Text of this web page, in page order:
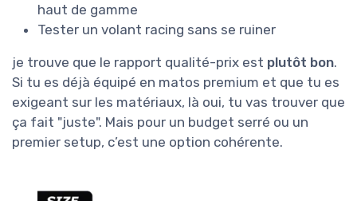
haut de gamme
Tester un volant racing sans se ruiner
je trouve que le rapport qualité-prix est plutôt bon.
Si tu es déjà équipé en matos premium et que tu es
exigeant sur les matériaux, là oui, tu vas trouver que
ça fait "juste". Mais pour un budget serré ou un
premier setup, c’est une option cohérente.